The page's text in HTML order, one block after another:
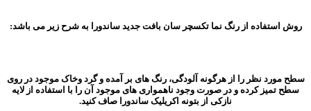
روش استفاده از رنگ نما تکسچر سان بافت جدید ساندورا به شرح زیر می باشد:
سطح مورد نظر را از هرگونه آلودگی، رنگ های بر آمده و گرد وخاک موجود در روی
سطح تمیز کرده و در صورت وجود ناهمواری های موجود آن را با استفاده از لایه
نازکی از بتونه اکریلیک ساندورا صاف کنید.